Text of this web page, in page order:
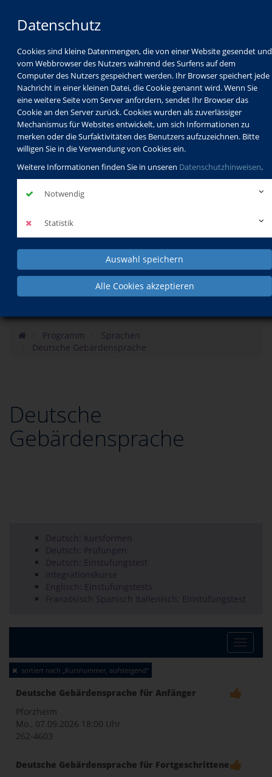
Datenschutz
Cookies sind kleine Datenmengen, die von einer Website gesendet und
vom Webbrowser des Nutzers während des Surfens auf dem
Computer des Nutzers gespeichert werden. Ihr Browser speichert jede
Nachricht in einer kleinen Datei, die Cookie genannt wird. Wenn Sie
eine weitere Seite vom Server anfordern, sendet Ihr Browser das
Cookie an den Server zurück. Cookies wurden als zuverlässiger
Mechanismus für Websites entwickelt, um sich Informationen zu
merken oder die Surfaktivitäten des Benutzers aufzuzeichnen. Bitte
willigen Sie in die Verwendung von Cookies ein.
Weitere Informationen finden Sie in unseren Datenschutzhinweisen.
Notwendig
Statistik
Auswahl speichern
Alle Cookies akzeptieren
Programm
Schulabschlüsse
Schulkindbetreuung
Service
Programm
Sprachen
Deutsche Gebärdensprache
Deutsche
Gebärdensprache
Deutsch: Kursformen
Deutsch: Prüfungen
Deutsch: Einstufungstest
Integrationskurse
Englisch: Einstufungstests
Französisch Spanisch Italienisch: Einstufungstest
Toggle
sortiert nach „Kursnummer, aufsteigend“
Deutsche Gebärdensprache für Anfänger
Pforzheim
Mo., 07.09.2026 18:00 Uhr
262-4603
Deutsche Gebärdensprache für Fortgeschrittene